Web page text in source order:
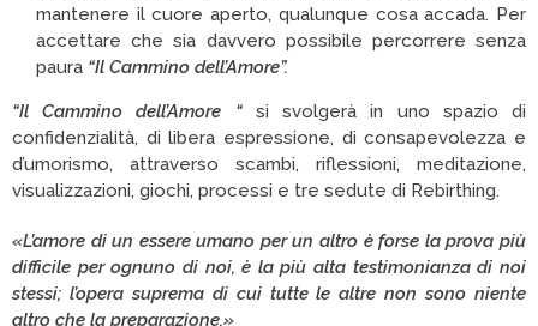
mantenere il cuore aperto, qualunque cosa accada. Per
accettare che sia davvero possibile percorrere senza
paura “Il Cammino dell’Amore”.
“Il Cammino dell’Amore “si svolgerà in uno spazio di
confidenzialità, di libera espressione, di consapevolezza e
d’umorismo, attraverso scambi, riflessioni, meditazione,
visualizzazioni, giochi, processi e tre sedute di Rebirthing.
«L’amore di un essere umano per un altro è forse la prova più
difficile per ognuno di noi, è la più alta testimonianza di noi
stessi; l’opera suprema di cui tutte le altre non sono niente
altro che la preparazione.»